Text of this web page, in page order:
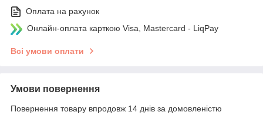
Оплата на рахунок
Онлайн-оплата карткою Visa, Mastercard - LiqPay
Всі умови оплати
Умови повернення
Повернення товару впродовж 14 днів за домовленістю